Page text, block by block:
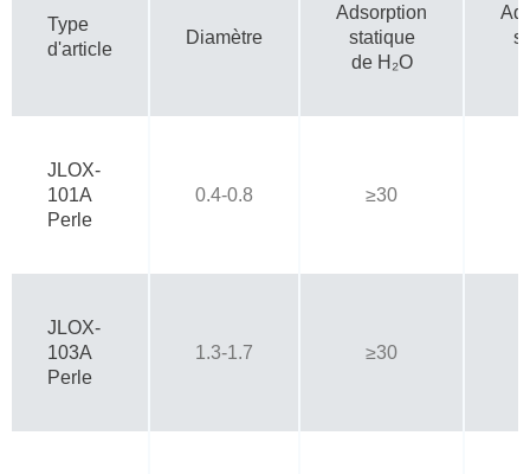
Type
d'article
Diamètre
Adsorption
statique
de H₂O
JLOX-
101A
Perle
0.4-0.8 ≥30
JLOX-
103A
Perle
1.3-1.7 ≥30